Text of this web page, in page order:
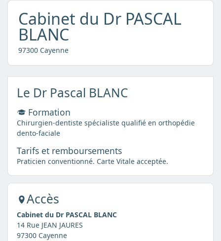
Cabinet du Dr PASCAL
BLANC
97300 Cayenne
Le Dr Pascal BLANC
Formation
Chirurgien-dentiste spécialiste qualifié en orthopédie
dento-faciale
Tarifs et remboursements
Praticien conventionné. Carte Vitale acceptée.
Accès
Cabinet du Dr PASCAL BLANC
14 Rue JEAN JAURES
97300 Cayenne